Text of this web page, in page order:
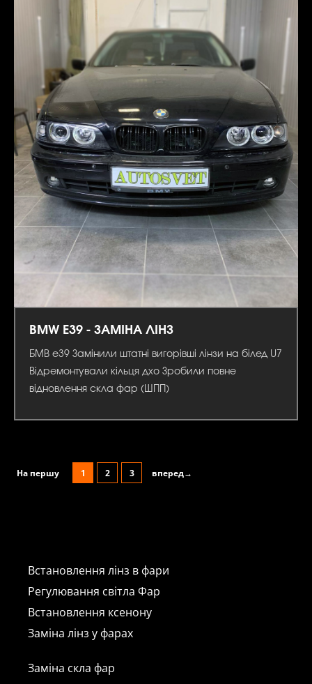
BMW E39 - ЗАМІНА ЛІНЗ
БМВ е39 Замінили штатні вигорівші лінзи на білед U7
Відремонтували кільця дхо Зробили повне
відновлення скла фар (ШПП)
На першу 1 2 3 вперед→
Встановлення лінз в фари
Регулювання світла Фар
Встановлення ксенону
Заміна лінз у фарах
Заміна скла фар